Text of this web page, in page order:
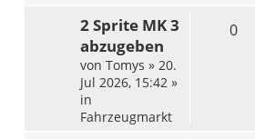
2 Sprite MK 3
abzugeben
von Tomys » 20.
Jul 2026, 15:42 »
in
Fahrzeugmarkt
0